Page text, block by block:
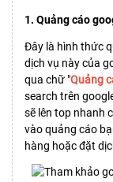
1. Quảng cáo
Đây là hình thức
dịch vụ này của
qua chữ "Quảng
search trên
sẽ lên top nhanh
vào quảng cáo
hàng hoặc đặt